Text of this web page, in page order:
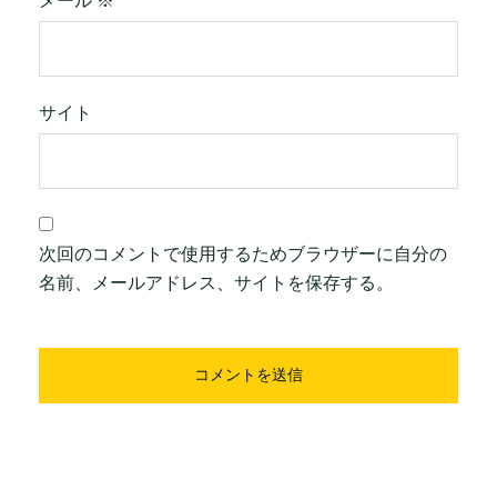
サイト
次回のコメントで使用するためブラウザーに自分の
名前、メールアドレス、サイトを保存する。